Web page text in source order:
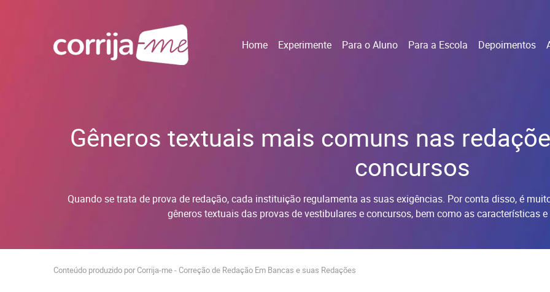
Home Experimente Para o Aluno Para a Escola Depoimentos
Gêneros textuais mais comuns nas
concursos
Quando se trata de prova de redação, cada instituição regulamenta as suas exigências. Por conta disso, é
gêneros textuais das provas de vestibulares e concursos, bem como as características
Conteúdo produzido por Corrija-me - Correção de Redação Em Bancas e suas Redações